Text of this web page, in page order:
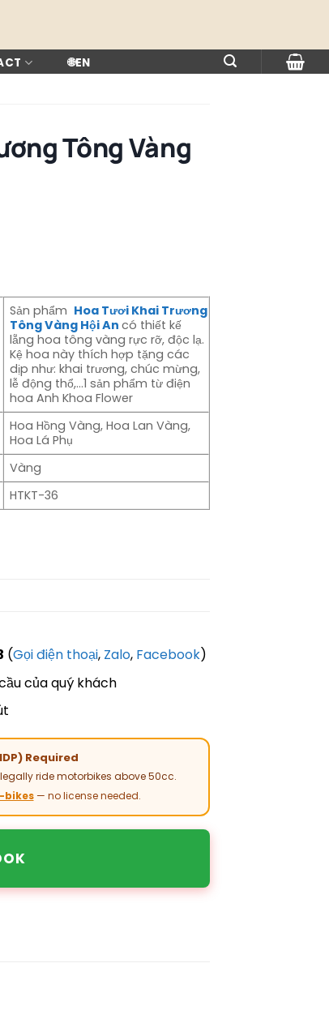
🌐EN
Tông Vàng
Sản phẩm Hoa Tươi Khai Trương
Tông Vàng Hội Ancó thiết kế
lẵng hoa tông vàng rực rỡ, độc lạ.
Kệ hoa này thích hợp tặng các
dịp như: khai trương, chúc mừng,
lễ động thổ,…1 sản phẩm từ điện
hoa Anh Khoa Flower
Hoa Hồng Vàng, Hoa Lan Vàng,
Hoa Lá Phụ
Vàng
HTKT-36
(Gọi điện thoại, Zalo, Facebook)
của quý khách
Required
ride motorbikes above 50cc.
bikes— no license needed.